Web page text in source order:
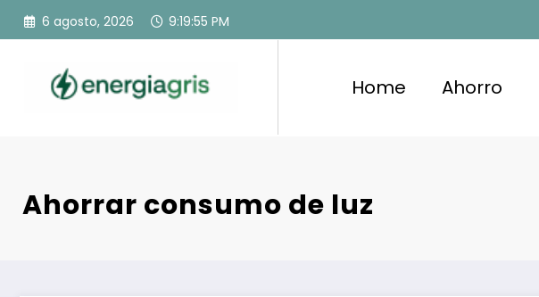
Saltar
6 agosto, 2026 9:19:56 PM
Home Ahorro
Ahorrar consumo de luz